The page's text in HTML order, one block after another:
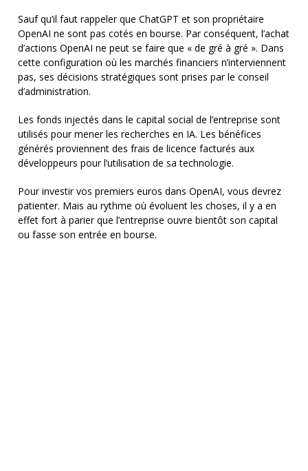
Sauf qu’il faut rappeler que ChatGPT et son propriétaire
OpenAI ne sont pas cotés en bourse. Par conséquent, l’achat
d’actions OpenAI ne peut se faire que « de gré à gré ». Dans
cette configuration où les marchés financiers n’interviennent
pas, ses décisions stratégiques sont prises par le conseil
d’administration.
Les fonds injectés dans le capital social de l’entreprise sont
utilisés pour mener les recherches en IA. Les bénéfices
générés proviennent des frais de licence facturés aux
développeurs pour l’utilisation de sa technologie.
Pour investir vos premiers euros dans OpenAI, vous devrez
patienter. Mais au rythme où évoluent les choses, il y a en
effet fort à parier que l’entreprise ouvre bientôt son capital
ou fasse son entrée en bourse.